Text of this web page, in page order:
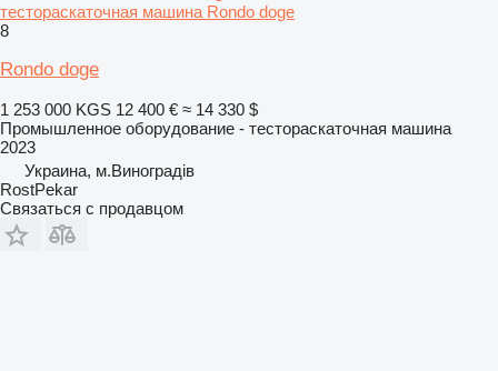
тестораскаточная машина Rondo doge
8
Rondo doge
1 253 000 KGS 12 400 € ≈ 14 330 $
Промышленное оборудование - тестораскаточная машина
2023
Украина, м.Виноградів
RostPekar
Связаться с продавцом